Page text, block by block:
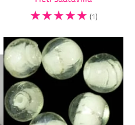
☆☆☆☆☆ (1)